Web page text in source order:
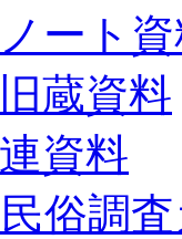
ート
蔵資料
資料
俗調査